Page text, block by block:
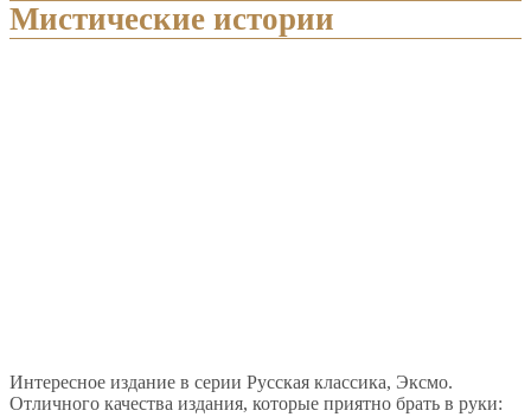
Мистические истории
Интересное издание в серии Русская классика, Эксмо.
Отличного качества издания, которые приятно брать в руки: